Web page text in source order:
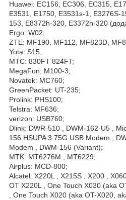
Huawei: EC156, EC306, EC315,
E3531, E1750, E3531s-1, E3276S-
153, E8372h-320, E3372h-320
Ergo: W02;
ZTE: MF190, MF112, MF823D,
Yota: S15;
MTC: 830FT 824FT;
MegaFon: M100-3;
Novatek: MC760;
GreenPacket: UT-235;
Prolink: PHS100;
Telstra: MF636;
verizon: USB760;
Dlink: DWR-510 , DWM-162-U5 ,
156 HSUPA 3.75G USB Modem ,
Modem , DWM-156 (Variant);
MTK: MT6276M , MT6229;
Airplus: MCD-800;
Alcatel: X220L , X215S , X200 ,
OT X220L , One Touch X030 (aka
, One Touch X020 (aka OT-X020,